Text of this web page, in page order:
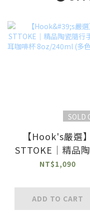
SOLD
【Hook's嚴選】
STTOKE｜精品
隨行手冲掛耳咖啡
選)
NT$1,090
ADD TO CART